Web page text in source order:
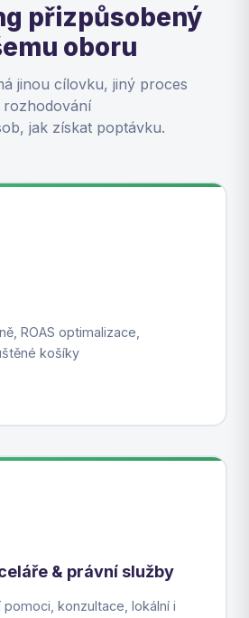
přizpůsobený
oboru
jinou cílovku, jiný proces
rozhodování
jak získat poptávku.
ROAS optimalizace,
košíky
& právní služby
konzultace, lokální i